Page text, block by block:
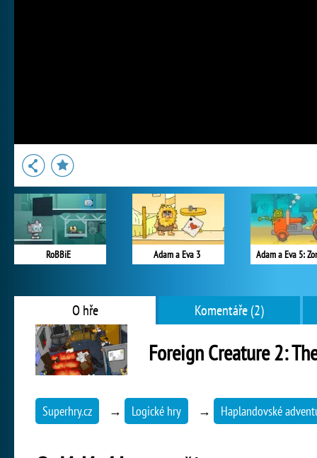
RoBBiE Adam a Eva 3 Adam a Eva 5:
O hře Komentáře (2)
Foreign Creature 2:
Superhry.cz → Logické hry → Haplandovské